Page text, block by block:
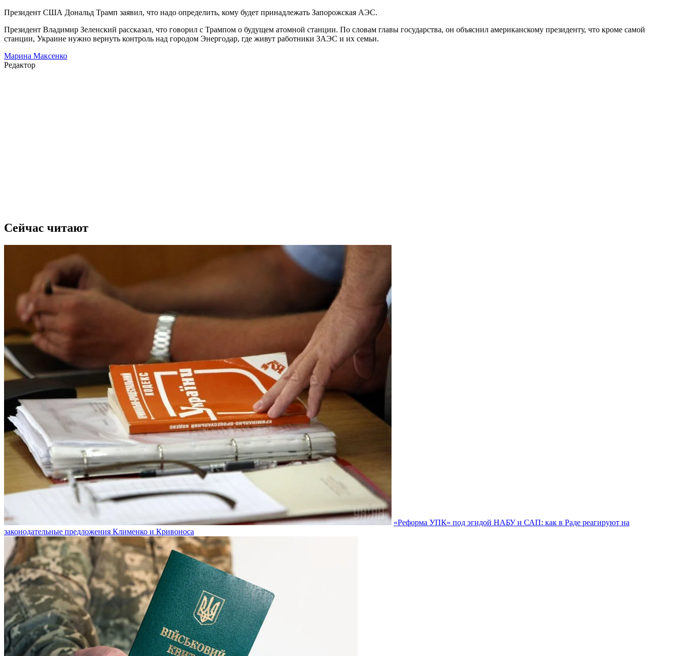
Президент США Дональд Трамп заявил, что надо определить, кому будет принадлежать Запорожская АЭС.
Президент Владимир Зеленский рассказал, что говорил с Трампом о будущем атомной станции. По словам главы государства, он объяснил американскому президенту, что кроме самой
станции, Украине нужно вернуть контроль над городом Энергодар, где живут работники ЗАЭС и их семьи.
Марина Максенко
Редактор
Сейчас читают
«Реформа УПК» под эгидой НАБУ и САП: как в Раде реагируют на
законодательные предложения Клименко и Кривоноса